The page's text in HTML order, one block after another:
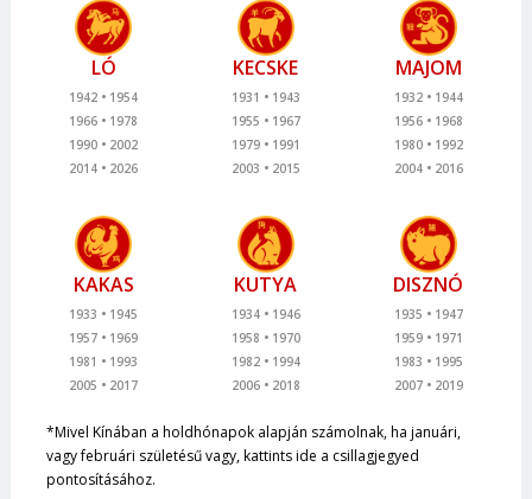
LÓ
1942
1954
1966
1978
1990
2002
2014
2026
KECSKE
1931
1943
1955
1967
1979
1991
2003
2015
MAJOM
1932
1944
1956
1968
1980
1992
2004
2016
KAKAS
1933
1945
1957
1969
1981
1993
2005
2017
KUTYA
1934
1946
1958
1970
1982
1994
2006
2018
DISZNÓ
1935
1947
1959
1971
1983
1995
2007
2019
*Mivel Kínában a holdhónapok alapján számolnak, ha januári,
vagy februári születésű vagy, kattints ide a csillagjegyed
pontosításához.